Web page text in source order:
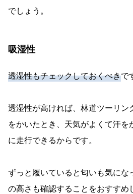
でしょう。
吸湿性
透湿性もチェックしておくべきで
透湿性が高ければ、林道ツーリン
をかいたとき、天気がよくて汗を
に走行できるからです。
ずっと履いていると匂いも気にな
の高さも確認することをおすすめ